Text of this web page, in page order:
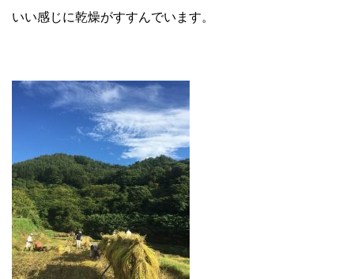
いい感じに乾燥がすすんでいます。